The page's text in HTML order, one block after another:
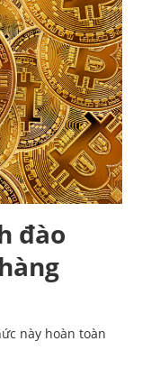
đào
này hoàn toàn